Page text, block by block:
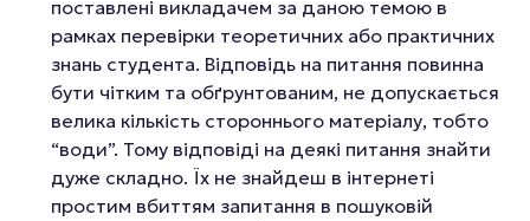
поставлені викладачем за даною темою в
рамках перевірки теоретичних або практичних
знань студента. Відповідь на питання повинна
бути чітким та обґрунтованим, не допускається
велика кількість стороннього матеріалу, тобто
“води”. Тому відповіді на деякі питання знайти
дуже складно. Їх не знайдеш в інтернеті
простим вбиттям запитання в пошуковій